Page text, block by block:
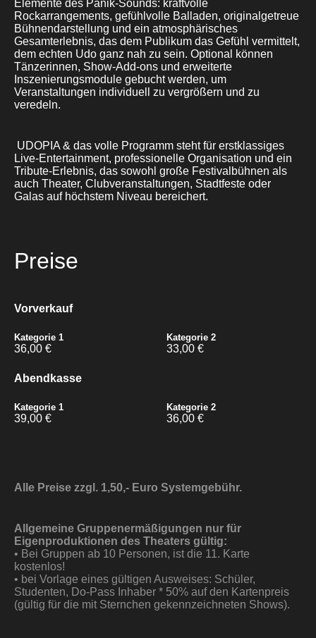
Elemente des Panik-Sounds: kraftvolle
Rockarrangements, gefühlvolle Balladen, originalgetreue
Bühnendarstellung und ein atmosphärisches
Gesamterlebnis, das dem Publikum das Gefühl vermittelt,
dem echten Udo ganz nah zu sein. Optional können
Tänzerinnen, Show-Add-ons und erweiterte
Inszenierungsmodule gebucht werden, um
Veranstaltungen individuell zu vergrößern und zu
veredeln.
UDOPIA & das volle Programm steht für erstklassiges
Live-Entertainment, professionelle Organisation und ein
Tribute-Erlebnis, das sowohl große Festivalbühnen als
auch Theater, Clubveranstaltungen, Stadtfeste oder
Galas auf höchstem Niveau bereichert.
Preise
Vorverkauf
Kategorie 1
36,00 €
Kategorie 2
33,00 €
Abendkasse
Kategorie 1
39,00 €
Kategorie 2
36,00 €
Alle Preise zzgl. 1,50,- Euro Systemgebühr.
Allgemeine Gruppenermäßigungen nur für
Eigenproduktionen des Theaters gültig:
• Bei Gruppen ab 10 Personen, ist die 11. Karte
kostenlos!
• bei Vorlage eines gültigen Ausweises: Schüler,
Studenten, Do-Pass Inhaber * 50% auf den Kartenpreis
(gültig für die mit Sternchen gekennzeichneten Shows).